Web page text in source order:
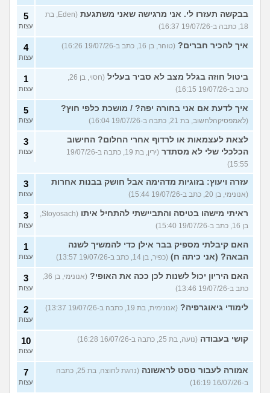
בבקשה תעזרו לי. אני מרגישה שאני משתגעת
(Eden, בת
18, כתבה ב-19/07/26 16:37)
5
עצות
איך להכיר חברים? (טוהר, בן 16, כתב ב-19/07/26 16:26) 4
עצות
ביטול חוזה בגלל מצב לא סביר בעליל
(חסוי, בן 26,
כתב ב-19/07/26 16:15)
1
עצות
איך לדעת אם אני בחורה יפה? / מושכת כלפי חוץ?
(לאמפסיקהלחשוב, בת 21, כתבה ב-19/07/26 16:04)
5
עצות
לצאת לעצמאות או לרדוף אחרי החלום? החישוב
הכלכלי שלי לא מסתדר
(ירין, בת 19, כתבה ב-19/07/26
15:55)
3
עצות
עזרה ויעוץ: בזוגיות מדהימה אבל חושק בבנות אחרות
(אנונימי, בן 20, כתב ב-19/07/26 15:44)
3
עצות
ראיתי מישהו בטיסה והתביישתי להתחיל איתו
(Stoyosach,
בן 16, כתב ב-19/07/26 15:40)
3
עצות
האם קיבלתי מספיק בבר אילן כדי להמשיך לשנה
הבאה? (אני כיתה ח) (כפיר, בן 14, כתב ב-19/07/26 13:57)
1
עצות
האם היריון יכול לשנות לכן ככה את האופי?
(אנונימי, בן 36,
כתב ב-19/07/26 13:46)
3
עצות
לימודי גיאוגרפיה? (אנונימית, בת 19, כתבה ב-19/07/26 13:37) 2
עצות
קושי בעבודה (נועה, בת 25, כתבה ב-16/07/26 16:28) 10
עצות
אמורה לעבור טסט לראשונה
(נהגת לחוצה, בת 25, כתבה
ב-16/07/26 16:19)
7
עצות